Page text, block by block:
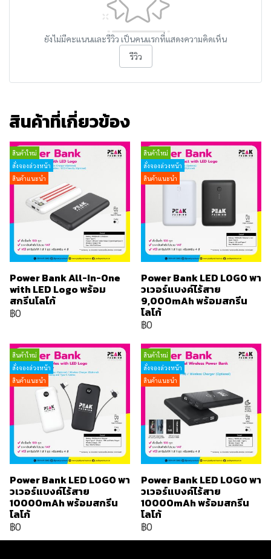
ยังไม่มีคะแนนและรีวิว เป็นคนแรกที่แสดงความคิดเห็น
รีวิว
สินค้าที่เกี่ยวข้อง
สินค้าใหม่
สั่งจองล่วงหน้า
สินค้าแนะนำ
Power Bank All-In-One
with LED Logo พร้อม
สกรีนโลโก้
฿0
สินค้าใหม่
สั่งจองล่วงหน้า
สินค้าแนะนำ
Power Bank LED LOGO พา
วเวอร์แบงค์ไร้สาย
9,000mAh พร้อมสกรีน
โลโก้
฿0
สินค้าใหม่
สั่งจองล่วงหน้า
สินค้าแนะนำ
Power Bank LED LOGO พา
วเวอร์แบงค์ไร้สาย
10000mAh พร้อมสกรีน
โลโก้
฿0
สินค้าใหม่
สั่งจองล่วงหน้า
สินค้าแนะนำ
Power Bank LED LOGO พา
วเวอร์แบงค์ไร้สาย
10000mAh พร้อมสกรีน
โลโก้
฿0